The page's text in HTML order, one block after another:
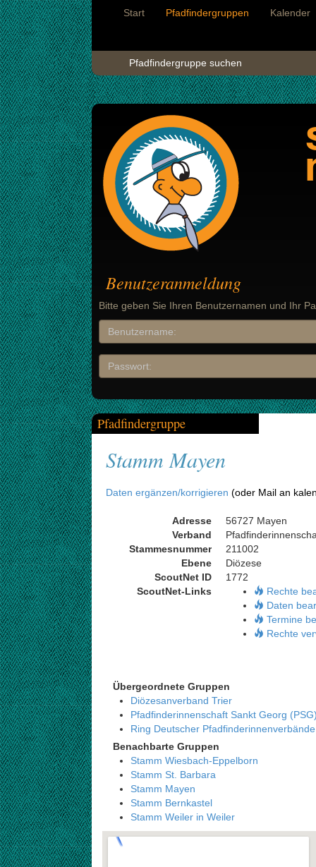
Start Pfadfindergruppen Kalender
Pfadfindergruppe suchen
Benutzeranmeldung
Bitte geben Sie Ihren Benutzernamen und Ihr
Pfadfindergruppe
Stamm Mayen
Daten ergänzen/korrigieren (oder Mail an
Adresse
56727 Mayen
Verband
Stammesnummer
211002
Ebene
Diözese
ScoutNet ID
1772
ScoutNet-Links
Rechte
Daten
Termine
Rechte
Übergeordnete Gruppen
Diözesanverband Trier
Pfadfinderinnenschaft Sankt Georg
Ring Deutscher
Benachbarte Gruppen
Stamm Wiesbach-Eppelborn
Stamm St. Barbara
Stamm Mayen
Stamm Bernkastel
Stamm Weiler in Weiler